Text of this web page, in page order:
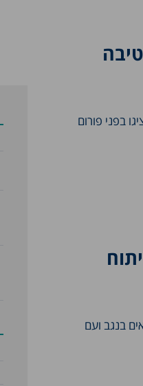
בפני פורום
בנגב ועם